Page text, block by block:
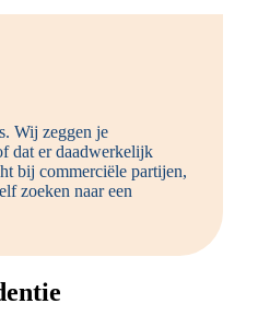
Wij zeggen je
dat er daadwerkelijk
bij commerciële partijen,
zoeken naar een